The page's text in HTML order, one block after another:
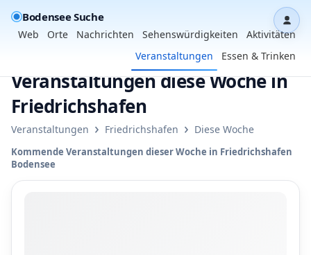
Bodensee Suche
Web Orte Nachrichten Sehenswürdigkeiten
Aktivitäten
Veranstaltungen
Essen & Trinken
Veranstaltungen diese Woche in
Friedrichshafen
Veranstaltungen › Friedrichshafen › Diese Woche
Kommende Veranstaltungen dieser Woche in Friedrichshafen
Bodensee